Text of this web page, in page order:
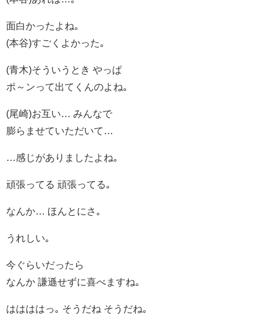
面白かったよね｡
(本谷)すごくよかった｡
(青木)そういうとき やっぱ
ポ～ンって出てくんのよね｡
(尾崎)お互い… みんなで
膨らませていただいて…
…感じがありましたよね｡
頑張ってる 頑張ってる｡
なんか… ほんとにさ｡
うれしい｡
今ぐらいだったら
なんか 謙遜せずに喜べますね｡
ははははっ｡ そうだね そうだね｡